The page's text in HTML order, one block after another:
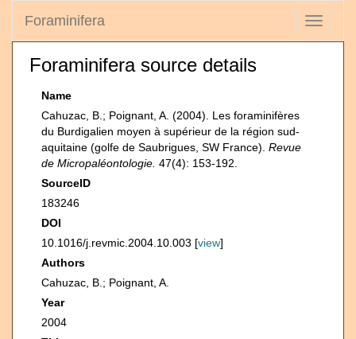
Toggle
Foraminifera
Foraminifera source details
Name
Cahuzac, B.; Poignant, A. (2004). Les foraminifères
du Burdigalien moyen à supérieur de la région sud-
aquitaine (golfe de Saubrigues, SW France). Revue
de Micropaléontologie. 47(4): 153-192.
SourceID
183246
DOI
10.1016/j.revmic.2004.10.003 [view]
Authors
Cahuzac, B.; Poignant, A.
Year
2004